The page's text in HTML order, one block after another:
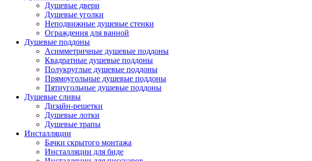
Душевые двери
Душевые уголки
Неподвижные душевые стенки
Ограждения для ванной
Душевые поддоны
Асимметричные душевые поддоны
Квадратные душевые поддоны
Полукруглые душевые поддоны
Прямоугольные душевые поддоны
Пятиугольные душевые поддоны
Душевые сливы
Дизайн-решетки
Душевые лотки
Душевые трапы
Инсталляции
Бачки скрытого монтажа
Инсталляции для биде